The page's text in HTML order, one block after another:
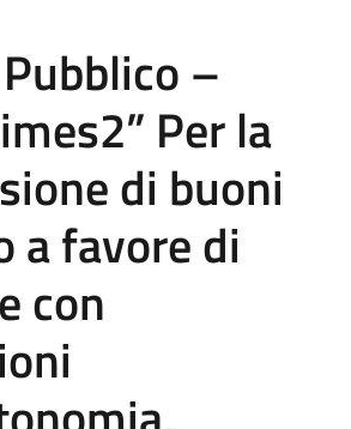
–
Per la
di buoni
a favore di
con